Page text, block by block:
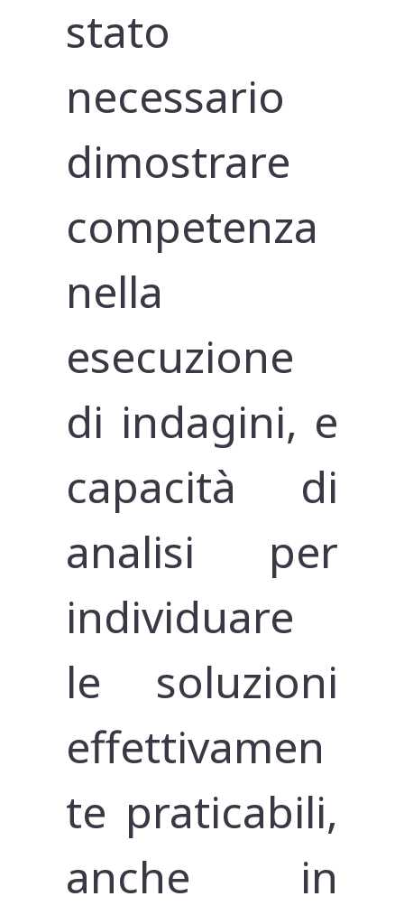
stato
necessario
dimostrare
competenza
nella
esecuzione
di indagini, e
capacità di
analisi per
individuare
le soluzioni
effettivamen
te praticabili,
anche in